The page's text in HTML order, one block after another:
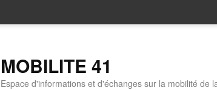
MOBILITE 41
Espace d'informations et d'échanges sur la mobilité de